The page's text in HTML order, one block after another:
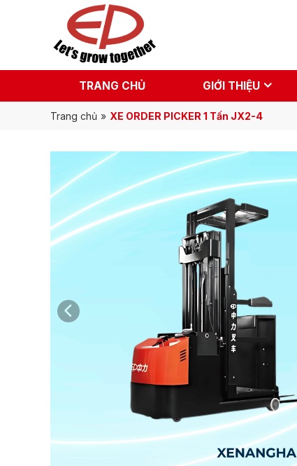
TRANG CHỦ GIỚI THIỆU
Trang chủ » XE ORDER PICKER 1 Tấn JX2-4